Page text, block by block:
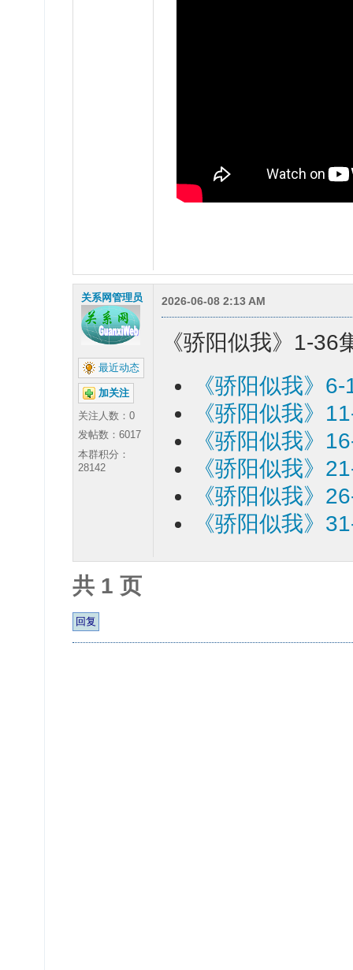
关系网管理员
最近动态
加关注
关注人数： 0
发帖数：6017
本群积分：
28142
2026-06-08 2:13 AM
《骄阳似我》1-36
《骄阳似我》
《骄阳似我》
《骄阳似我》
《骄阳似我》
《骄阳似我》
《骄阳似我》
共 1 页